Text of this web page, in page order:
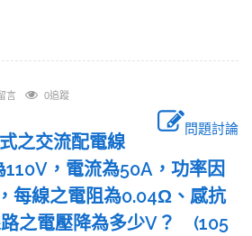
言 0追蹤
問題討論
之交流配電線
，電流為50A，功率因
每線之電阻為0.04Ω、感抗
之電壓降為多少V？ (105